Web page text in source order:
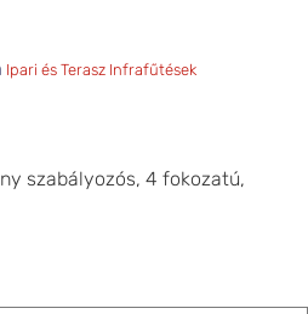
Ipari és Terasz Infrafűtések
szabályozós, 4 fokozatú,